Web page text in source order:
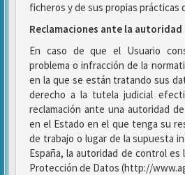
ficheros y de sus propias prácticas
Reclamaciones ante la
En caso de que el Usuario
problema o infracción de la
en la que se están tratando sus
derecho a la tutela judicial
reclamación ante una autoridad
en el Estado en el que tenga su
de trabajo o lugar de la supuesta
España, la autoridad de control es
Protección de Datos (http://